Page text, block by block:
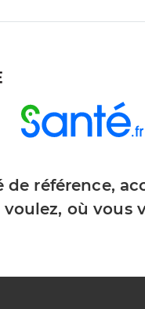
de référence,
où vous